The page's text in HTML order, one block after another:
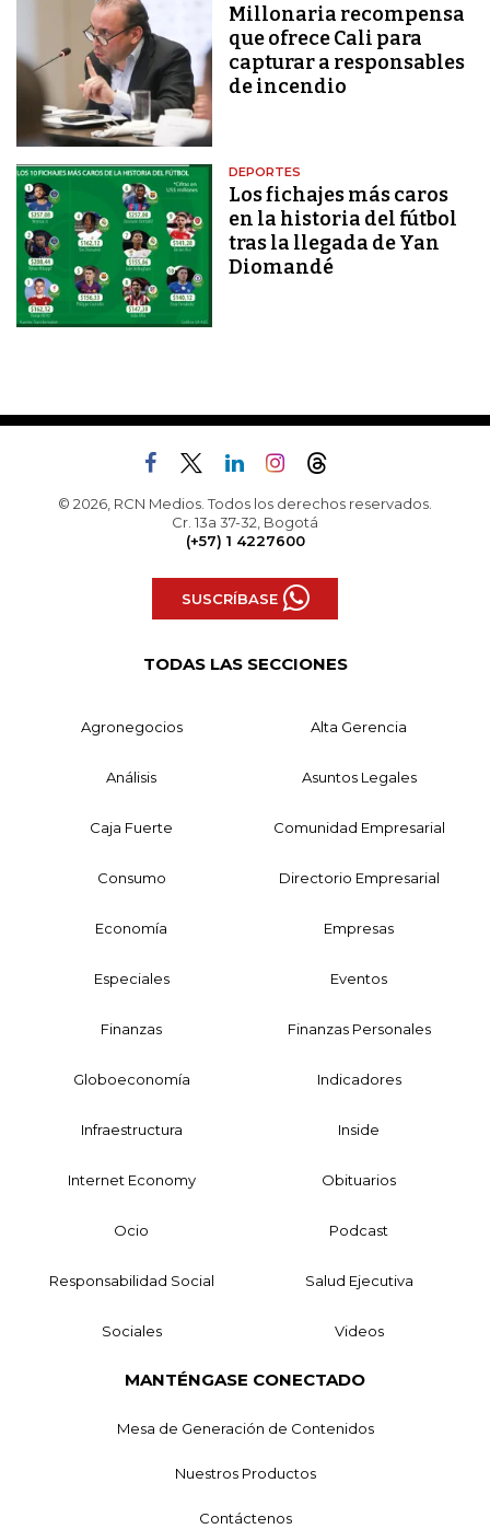
Millonaria recompensa
que ofrece Cali para
capturar a responsables
de incendio
DEPORTES
Los fichajes más caros
en la historia del fútbol
tras la llegada de Yan
Diomandé
© 2026, RCN Medios. Todos los derechos reservados.
Cr. 13a 37-32, Bogotá
(+57) 1 4227600
SUSCRÍBASE
TODAS LAS SECCIONES
Agronegocios Alta Gerencia
Análisis Asuntos Legales
Caja Fuerte Comunidad Empresarial
Consumo Directorio Empresarial
Economía Empresas
Especiales Eventos
Finanzas Finanzas Personales
Globoeconomía Indicadores
Infraestructura Inside
Internet Economy Obituarios
Ocio Podcast
Responsabilidad Social Salud Ejecutiva
Sociales Videos
MANTÉNGASE CONECTADO
Mesa de Generación de Contenidos
Nuestros Productos
Contáctenos